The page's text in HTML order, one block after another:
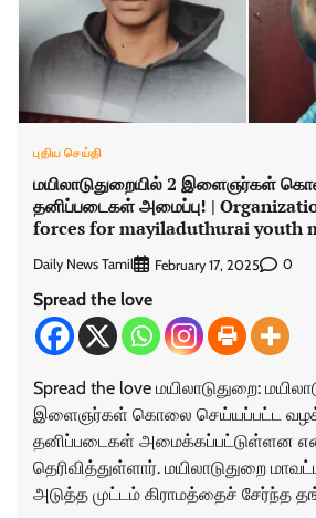
புதிய செய்தி
மயிலாடுதுறையில் 2 இளைஞர்கள்
தனிப்படைகள் அமைப்பு! |
forces for mayiladuthurai youth
Daily News Tamil February 17, 2025 0
Spread the love
Spread the love மயிலாடுதுறை:
இளைஞர்கள் கொலை செய்யப்பட்ட
தனிப்படைகள் அமைக்கப்பட்டுள்ளன
தெரிவித்துள்ளார். மயிலாடுதுறை
அடுத்த முட்டம் கிராமத்தைச் சேர்ந்த